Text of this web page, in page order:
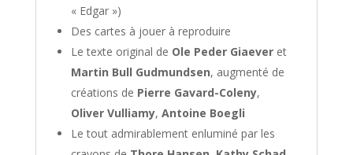
« Edgar »)
Des cartes à jouer à reproduire
Le texte original de Ole Peder Giaeveret
Martin Bull Gudmundsen, augmenté de
créations de Pierre Gavard-Coleny,
Oliver Vulliamy, Antoine Boegli
Le tout admirablement enluminé par les